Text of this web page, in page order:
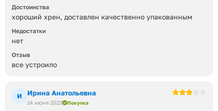
Достоинства
хороший хрен, доставлен качественно упакованным
Недостатки
нет
Отзыв
все устроило
И Ирина Анатольевна
14 июня 2023 Покупка